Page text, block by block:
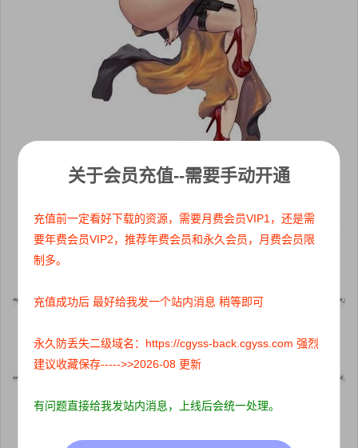
关于会员充值--需要手动开通
充值前一定看好下载的资源，需要月费会员VIP1，还是需
要年费会员VIP2，推荐年费会员和永久会员，月费会员限
制多。
充值成功后 最好给我发一个站内消息 稍等即可
永久防丢失二级域名：https://cgyss-back.cgyss.com 强烈
建议收藏保存----->>2026-08 更新
有问题直接给我发站内消息，上线后会统一处理。